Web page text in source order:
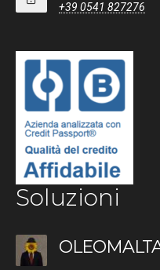
+39 0541 827276
Soluzioni